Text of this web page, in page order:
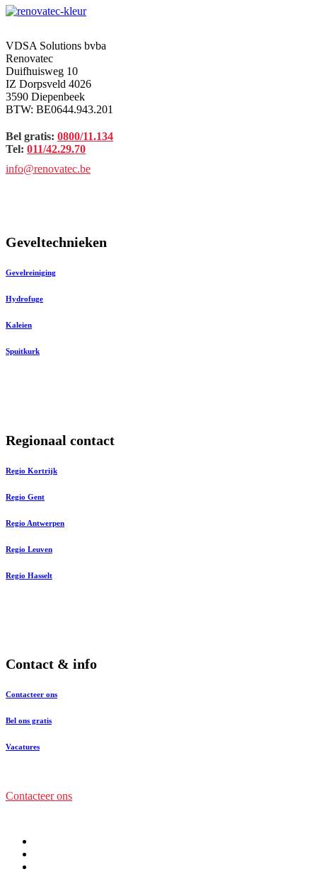
VDSA Solutions bvba
Renovatec
Duifhuisweg 10
IZ Dorpsveld 4026
3590 Diepenbeek
BTW: BE0644.943.201
Bel gratis: 0800/11.134
Tel: 011/42.29.70
info@renovatec.be
Geveltechnieken
Gevelreiniging
Hydrofuge
Kaleien
Spuitkurk
Regionaal contact
Regio Kortrijk
Regio Gent
Regio Antwerpen
Regio Leuven
Regio Hasselt
Contact & info
Contacteer ons
Bel ons gratis
Vacatures
Contacteer ons